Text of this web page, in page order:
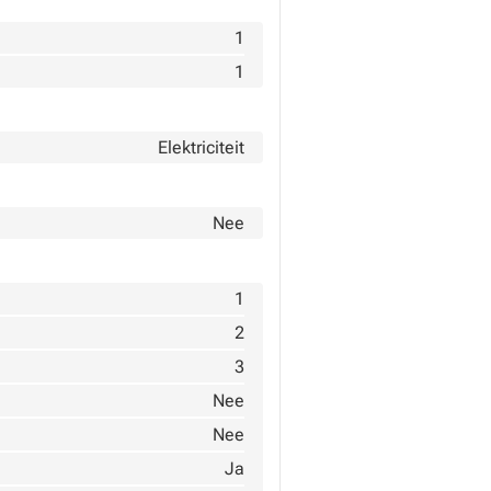
1
1
Elektriciteit
Nee
1
2
3
Nee
Nee
Ja